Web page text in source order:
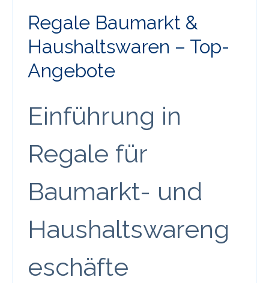
Regale Baumarkt &
Haushaltswaren – Top-
Angebote
Einführung in
Regale für
Baumarkt- und
Haushaltswareng
eschäfte